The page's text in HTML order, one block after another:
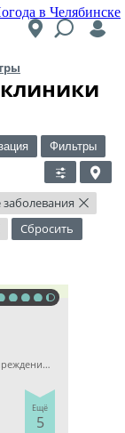
в Челябинске
Фильтры
×
Сбросить
Детская клиника, Прочие медицинские учреждения, Гинекология
Ещё
5